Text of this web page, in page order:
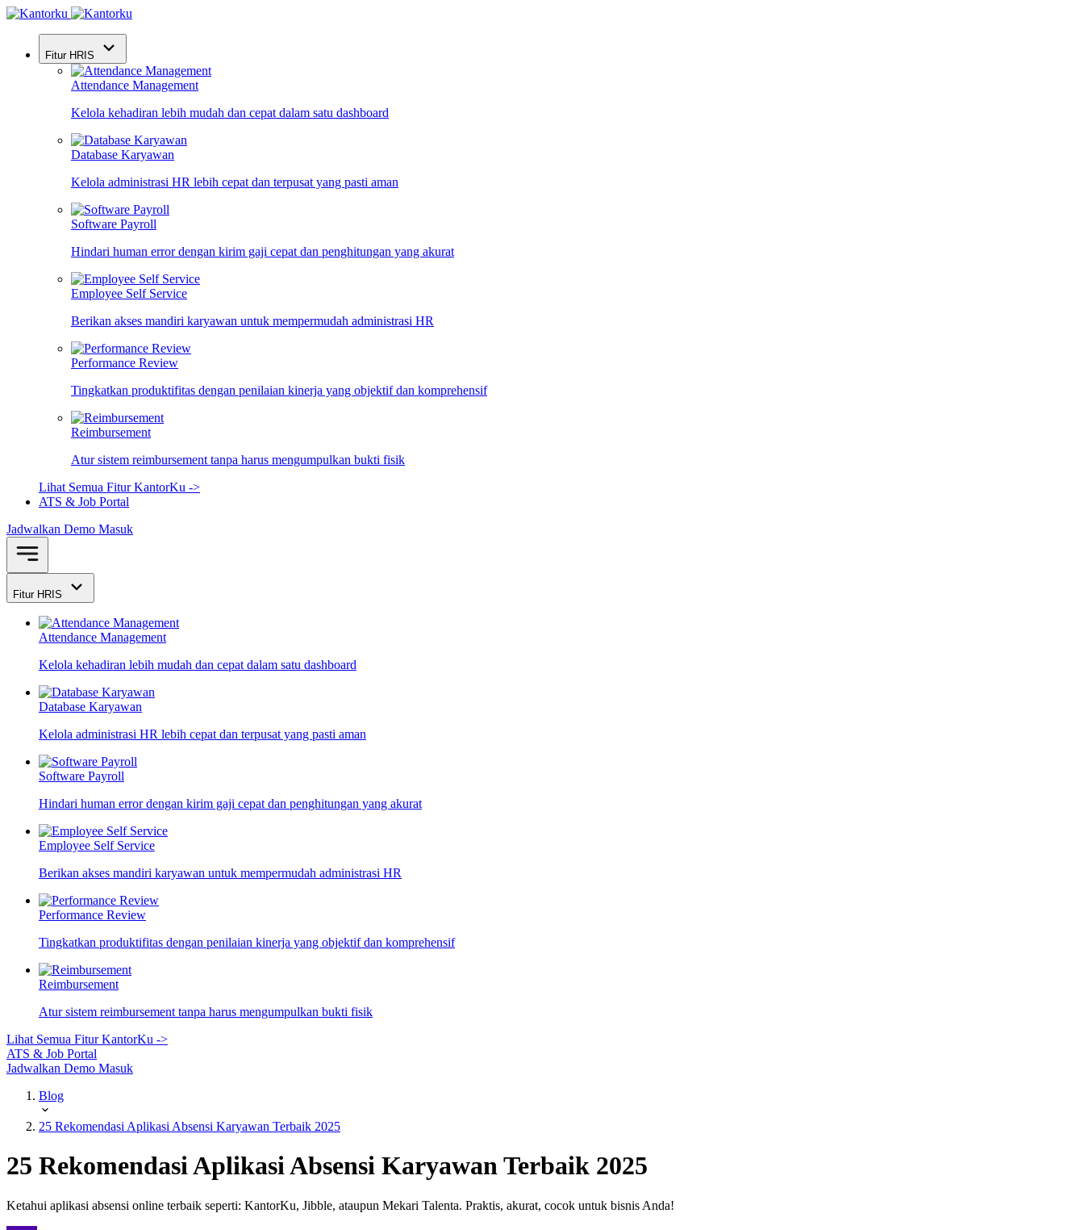
Fitur HRIS
Attendance Management
Kelola kehadiran lebih mudah dan cepat dalam satu dashboard
Database Karyawan
Kelola administrasi HR lebih cepat dan terpusat yang pasti aman
Software Payroll
Hindari human error dengan kirim gaji cepat dan penghitungan yang akurat
Employee Self Service
Berikan akses mandiri karyawan untuk mempermudah administrasi HR
Performance Review
Tingkatkan produktifitas dengan penilaian kinerja yang objektif dan komprehensif
Reimbursement
Atur sistem reimbursement tanpa harus mengumpulkan bukti fisik
Lihat Semua Fitur KantorKu ->
ATS & Job Portal
Jadwalkan Demo Masuk
Fitur HRIS
Attendance Management
Kelola kehadiran lebih mudah dan cepat dalam satu dashboard
Database Karyawan
Kelola administrasi HR lebih cepat dan terpusat yang pasti aman
Software Payroll
Hindari human error dengan kirim gaji cepat dan penghitungan yang akurat
Employee Self Service
Berikan akses mandiri karyawan untuk mempermudah administrasi HR
Performance Review
Tingkatkan produktifitas dengan penilaian kinerja yang objektif dan komprehensif
Reimbursement
Atur sistem reimbursement tanpa harus mengumpulkan bukti fisik
Lihat Semua Fitur KantorKu ->
ATS & Job Portal
Jadwalkan Demo Masuk
Blog
25 Rekomendasi Aplikasi Absensi Karyawan Terbaik 2025
25 Rekomendasi Aplikasi Absensi Karyawan Terbaik 2025
Ketahui aplikasi absensi online terbaik seperti: KantorKu, Jibble, ataupun Mekari Talenta. Praktis, akurat, cocok untuk bisnis Anda!